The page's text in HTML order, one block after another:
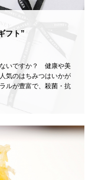
フト”
いですか？ 健康や美
気のはちみつはいかが
ルが豊富で、殺菌・抗